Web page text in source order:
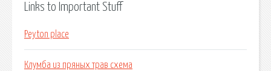
Links to Important Stuff
Peyton place
Клумба из пряных трав схема